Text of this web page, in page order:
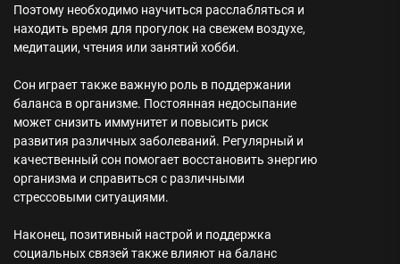
Поэтому необходимо научиться расслабляться и
находить время для прогулок на свежем воздухе,
медитации, чтения или занятий хобби.
Сон играет также важную роль в поддержании
баланса в организме. Постоянная недосыпание
может снизить иммунитет и повысить риск
развития различных заболеваний. Регулярный и
качественный сон помогает восстановить энергию
организма и справиться с различными
стрессовыми ситуациями.
Наконец, позитивный настрой и поддержка
социальных связей также влияют на баланс